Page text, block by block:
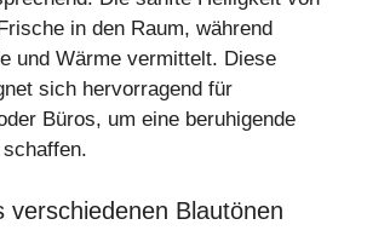
in den Raum, während
und Wärme vermittelt. Diese
sich hervorragend für
Büros, um eine beruhigende
verschiedenen Blautönen